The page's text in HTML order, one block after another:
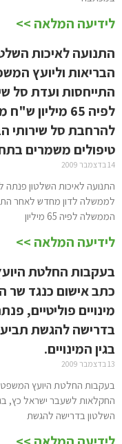
לידיעה המלאה >>
התנועה לאיכות
הבריאות וליועץ
התייחסות ועדת סל
טיפולים משמרים
14 בדצמבר 2009
התנועה לאיכות השלטון
לממשלה לדון מחדש לאחר
הממשלה לפיה 65 מיליון
לידיעה המלאה >>
בעקבות החלטת
כתב אישום כנגד שר
מינויים פוליטיים,
בדרישה להגשת
בגין המינויים.
13 בדצמבר 2009
בעקבות החלטת היועץ
החקלאות לשעבר ישראל כץ,
השלטון בדרישה להגשת